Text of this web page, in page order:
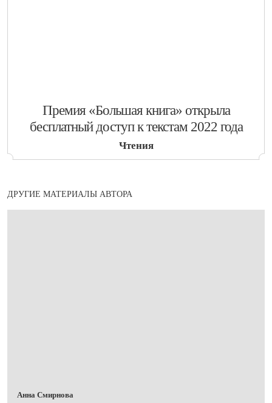
​Премия «Большая книга» открыла
бесплатный доступ к текстам 2022 года
Чтения
ДРУГИЕ МАТЕРИАЛЫ АВТОРА
Анна Смирнова